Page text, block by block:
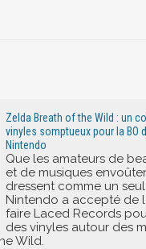
Zelda Breath of the Wild : un
vinyles somptueux pour la BO
Nintendo
Que les amateurs de
et de musiques
dressent comme un
Nintendo a accepté de
faire Laced Records
des vinyles autour des
Wild.